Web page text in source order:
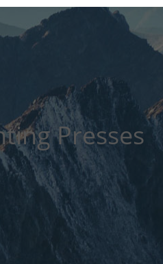
Presses